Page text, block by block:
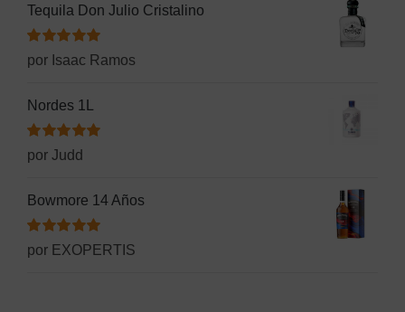
Tequila Don Julio Cristalino
Valorado
con
por Isaac Ramos
Nordes 1L
Valorado
con
por Judd
Bowmore 14 Años
Valorado
con
por EXOPERTIS